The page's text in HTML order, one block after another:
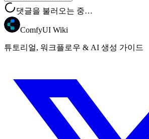
댓글을 불러오는 중…
ComfyUI Wiki
튜토리얼, 워크플로우 & AI 생성 가이드